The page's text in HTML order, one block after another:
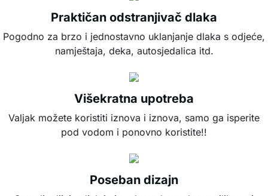
Praktičan odstranjivač dlaka
Pogodno za brzo i jednostavno uklanjanje dlaka s odjeće,
namještaja, deka, autosjedalica itd.
Višekratna upotreba
Valjak možete koristiti iznova i iznova, samo ga isperite
pod vodom i ponovno koristite!!
Poseban dizajn